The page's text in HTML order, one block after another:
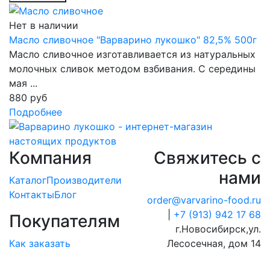
Нет в наличии
Масло сливочное "Варварино лукошко" 82,5% 500г
Масло сливочное изготавливается из натуральных
молочных сливок методом взбивания. С середины
мая ...
880 руб
Подробнее
Компания
КаталогПроизводители
КонтактыБлог
Покупателям
Как заказать
Свяжитесь с
нами
order@varvarino-food.ru
+7 (913) 942 17 68
г.Новосибирск,ул.
Лесосечная, дом 14